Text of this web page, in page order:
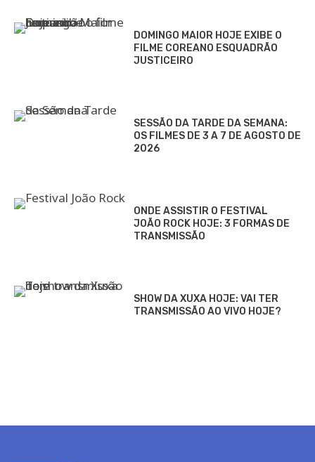
DOMINGO MAIOR HOJE EXIBE O
FILME COREANO ESQUADRÃO
JUSTICEIRO
SESSÃO DA TARDE DA SEMANA:
OS FILMES DE 3 A 7 DE AGOSTO DE
2026
ONDE ASSISTIR O FESTIVAL
JOÃO ROCK HOJE: 3 FORMAS DE
TRANSMISSÃO
SHOW DA XUXA HOJE: VAI TER
TRANSMISSÃO AO VIVO HOJE?